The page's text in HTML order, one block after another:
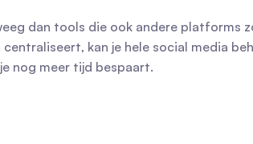
dan tools die ook andere platforms
kan je hele social media
nog meer tijd bespaart.